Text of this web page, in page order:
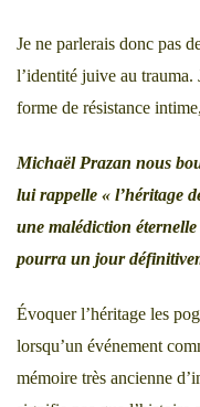
Je ne parlerais donc pas
l’identité juive au trauma.
forme de résistance
Michaël Prazan nous
lui rappelle « l’héritage
une malédiction
pourra un jour
Évoquer l’héritage les
lorsqu’un événement
mémoire très ancienne